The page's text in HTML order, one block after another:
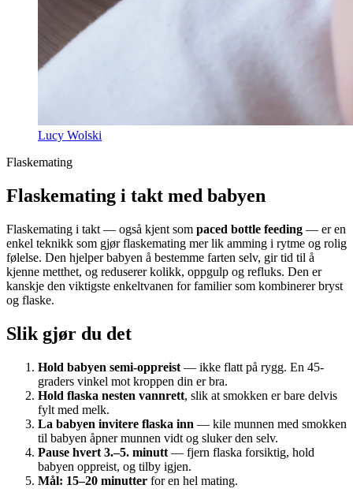
Lucy Wolski
Flaskemating
Flaskemating i takt med babyen
Flaskemating i takt — også kjent som paced bottle feeding — er en
enkel teknikk som gjør flaskemating mer lik amming i rytme og rolig
følelse. Den hjelper babyen å bestemme farten selv, gir tid til å
kjenne metthet, og reduserer kolikk, oppgulp og refluks. Den er
kanskje den viktigste enkeltvanen for familier som kombinerer bryst
og flaske.
Slik gjør du det
Hold babyen semi-oppreist — ikke flatt på rygg. En 45-
graders vinkel mot kroppen din er bra.
Hold flaska nesten vannrett, slik at smokken er bare delvis
fylt med melk.
La babyen invitere flaska inn — kile munnen med smokken
til babyen åpner munnen vidt og sluker den selv.
Pause hvert 3.–5. minutt — fjern flaska forsiktig, hold
babyen oppreist, og tilby igjen.
Mål: 15–20 minutter for en hel mating.